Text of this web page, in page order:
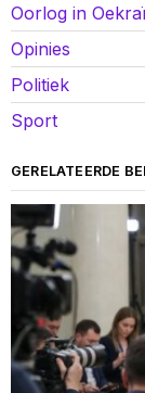
Oorlog in
Opinies
Politiek
Sport
GERELATEERDE